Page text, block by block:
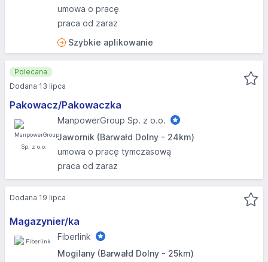
umowa o pracę
praca od zaraz
Szybkie aplikowanie
Pakowacz/Pakowaczka
ManpowerGroup Sp. z o.o.
Jawornik (Barwałd Dolny - 24km)
umowa o pracę tymczasową
praca od zaraz
Polecana
Dodana 13 lipca
Magazynier/ka
Fiberlink
Mogilany (Barwałd Dolny - 25km)
Dodana 19 lipca